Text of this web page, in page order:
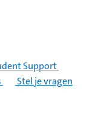
Support
Stel je vragen